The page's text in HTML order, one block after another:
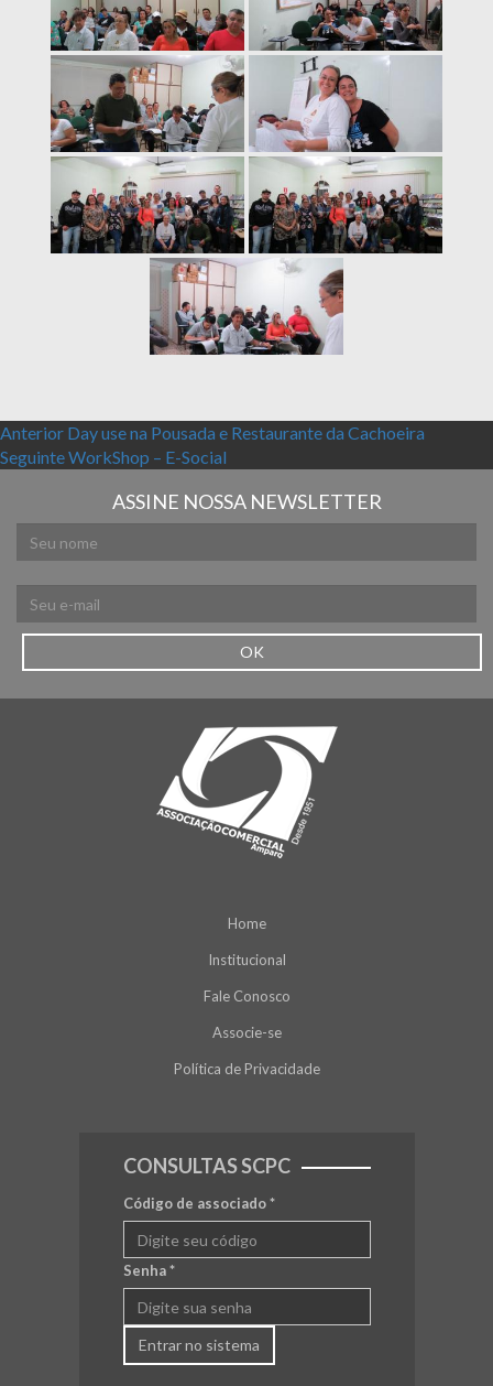
Navegação de Post
Anterior Post anterior:
Day use na Pousada e Restaurante da Cachoeira
SeguintePróximo post:
WorkShop – E-Social
ASSINE NOSSA NEWSLETTER
OK
Home
Institucional
Fale Conosco
Associe-se
Política de Privacidade
CONSULTAS SCPC
Código de associado*
Senha*
Entrar no sistema